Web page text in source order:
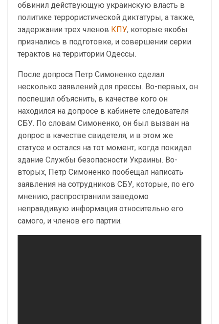
обвинил действующую украинскую власть в
политике террористической диктатуры, а также,
задержании трех членов КПУ, которые якобы
признались в подготовке, и совершении серии
терактов на территории Одессы.
После допроса Петр Симоненко сделал
несколько заявлений для прессы. Во-первых, он
поспешил объяснить, в качестве кого он
находился на допросе в кабинете следователя
СБУ. По словам Симоненко, он был вызван на
допрос в качестве свидетеля, и в этом же
статусе и остался на тот момент, когда покидал
здание Службы безопасности Украины. Во-
вторых, Петр Симоненко пообещал написать
заявления на сотрудников СБУ, которые, по его
мнению, распространили заведомо
неправдивую информация относительно его
самого, и членов его партии.